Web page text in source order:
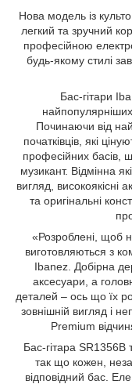
Нова модель із
легкий та зручний
професійною
будь-якому стилі
Бас-гітари
Починаючи від
початківців, які
професійних басів,
музикант. Відмінна
вигляд, високоякісні
та оригінальні
«Розроблені, щоб
виготовляються з
Ibanez. Добірна
аксесуари, а
деталей – ось що їх
зовнішній вигляд і
Premium
Бас-гітара SR1356B
так що кожен,
відповідний бас.